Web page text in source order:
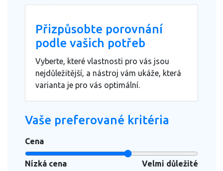
Přizpůsobte porovnání
podle vašich potřeb
Vyberte, které vlastnosti pro vás jsou
nejdůležitější, a nástroj vám ukáže, která
varianta je pro vás optimální.
Vaše preferované kritéria
Cena
Nízká cena Velmi důležité